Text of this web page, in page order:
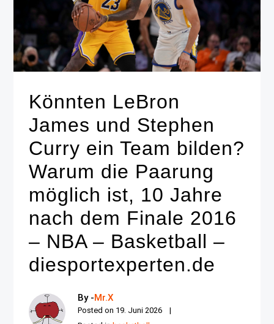
Könnten LeBron
James und Stephen
Curry ein Team bilden?
Warum die Paarung
möglich ist, 10 Jahre
nach dem Finale 2016
– NBA – Basketball –
diesportexperten.de
By -Mr.X
Posted on 19. Juni 2026